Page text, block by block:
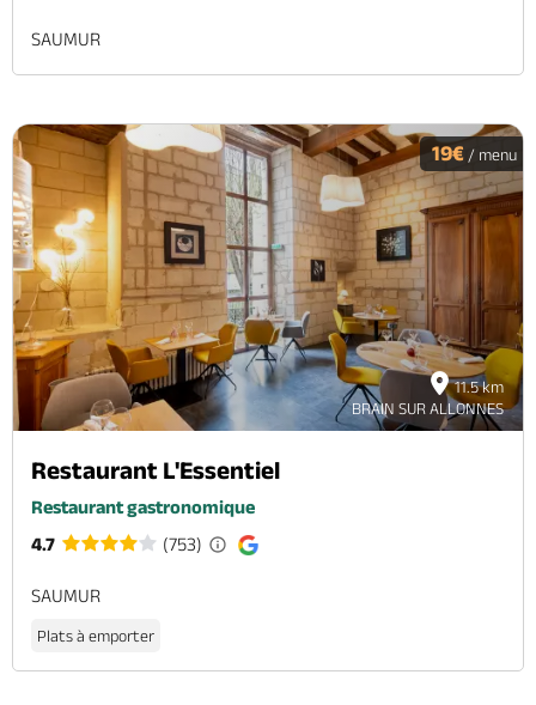
SAUMUR
11.5 km
BRAIN SUR ALLONNES
19€ / menu
Restaurant L'Essentiel
Restaurant gastronomique
4.7
(753)
SAUMUR
Plats à emporter